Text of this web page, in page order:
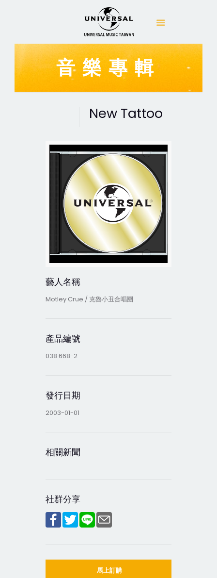
音樂專輯
New Tattoo
藝人名稱
Motley Crue / 克魯小丑合唱團
產品編號
038 668-2
發行日期
2003-01-01
相關新聞
社群分享
馬上訂購